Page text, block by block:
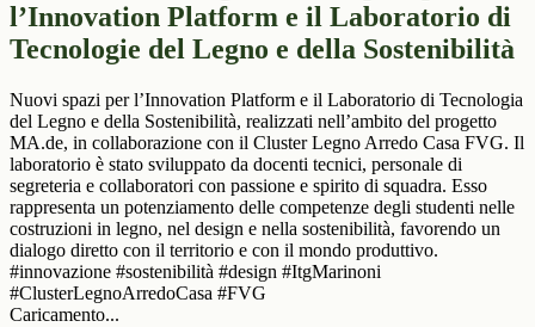
l’Innovation Platform e il Laboratorio di
Tecnologie del Legno e della Sostenibilità
Nuovi spazi per l’Innovation Platform e il Laboratorio di Tecnologia
del Legno e della Sostenibilità, realizzati nell’ambito del progetto
MA.de, in collaborazione con il Cluster Legno Arredo Casa FVG. Il
laboratorio è stato sviluppato da docenti tecnici, personale di
segreteria e collaboratori con passione e spirito di squadra. Esso
rappresenta un potenziamento delle competenze degli studenti nelle
costruzioni in legno, nel design e nella sostenibilità, favorendo un
dialogo diretto con il territorio e con il mondo produttivo.
#innovazione #sostenibilità #design #ItgMarinoni
#ClusterLegnoArredoCasa #FVG
Caricamento...